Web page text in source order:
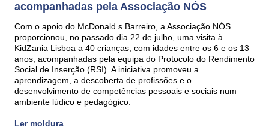
acompanhadas pela Associação NÓS
Com o apoio do McDonald s Barreiro, a Associação NÓS
proporcionou, no passado dia 22 de julho, uma visita à
KidZania Lisboa a 40 crianças, com idades entre os 6 e os 13
anos, acompanhadas pela equipa do Protocolo do Rendimento
Social de Inserção (RSI). A iniciativa promoveu a
aprendizagem, a descoberta de profissões e o
desenvolvimento de competências pessoais e sociais num
ambiente lúdico e pedagógico.
Ler moldura